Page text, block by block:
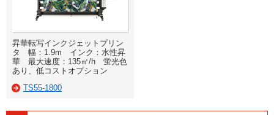
昇華転写インクジェットプリン
タ 幅：1.9m インク：水性昇
華 最大速度：135㎡/h 蛍光色
あり、低コストオプション
TS55-1800